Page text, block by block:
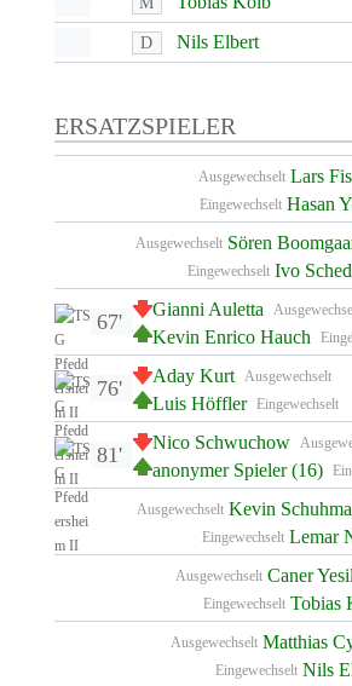
D Nils Elbert
ERSATZSPIELER
Ausgewechselt Lars
Eingewechselt Hasan
Ausgewechselt Sören
Eingewechselt Ivo
Gianni Auletta
Kevin Enrico Hauch
67'
Ausgewechselt
Aday Kurt
Eingewechselt
Luis Höffler
76'
Nico Schwuchow
anonymer Spieler (16)
81'
Ausgewechselt Kevin
Eingewechselt Lemar
Ausgewechselt Caner
Eingewechselt Tobias
Ausgewechselt Matthias
Eingewechselt Nils